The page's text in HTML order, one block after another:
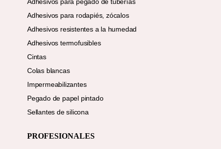
Adhesivos para pegado de tuberías
Adhesivos para rodapiés, zócalos
Adhesivos resistentes a la humedad
Adhesivos termofusibles
Cintas
Colas blancas
Impermeabilizantes
Pegado de papel pintado
Sellantes de silicona
PROFESIONALES